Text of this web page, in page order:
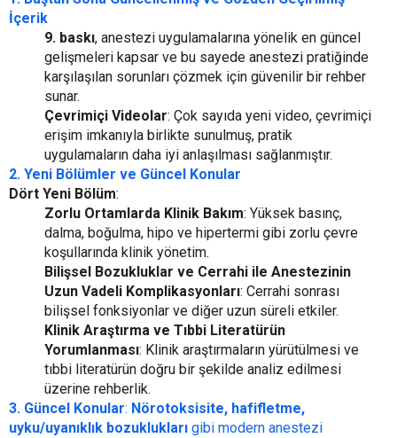
İçerik
9. baskı, anestezi uygulamalarına yönelik en güncel
gelişmeleri kapsar ve bu sayede anestezi pratiğinde
karşılaşılan sorunları çözmek için güvenilir bir rehber
sunar.
Çevrimiçi Videolar: Çok sayıda yeni video, çevrimiçi
erişim imkanıyla birlikte sunulmuş, pratik
uygulamaların daha iyi anlaşılması sağlanmıştır.
2. Yeni Bölümler ve Güncel Konular
Dört Yeni Bölüm:
Zorlu Ortamlarda Klinik Bakım: Yüksek basınç,
dalma, boğulma, hipo ve hipertermi gibi zorlu çevre
koşullarında klinik yönetim.
Bilişsel Bozukluklar ve Cerrahi ile Anestezinin
Uzun Vadeli Komplikasyonları: Cerrahi sonrası
bilişsel fonksiyonlar ve diğer uzun süreli etkiler.
Klinik Araştırma ve Tıbbi Literatürün
Yorumlanması: Klinik araştırmaların yürütülmesi ve
tıbbi literatürün doğru bir şekilde analiz edilmesi
üzerine rehberlik.
3. Güncel Konular: Nörotoksisite, hafifletme,
uyku/uyanıklık bozuklukları gibi modern anestezi